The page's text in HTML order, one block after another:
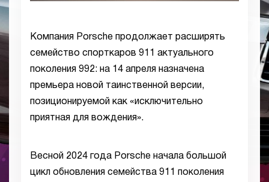
Компания Porsche продолжает расширять
семейство спорткаров 911 актуального
поколения 992: на 14 апреля назначена
премьера новой таинственной версии,
позиционируемой как «исключительно
приятная для вождения».
Весной 2024 года Porsche начала большой
цикл обновления семейства 911 поколения